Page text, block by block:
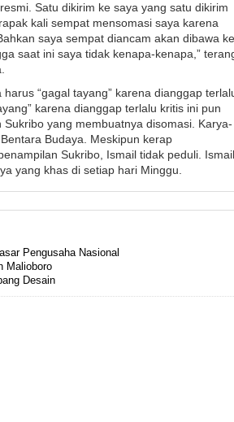
Satu dikirim ke saya yang satu dikirim
kali sempat mensomasi saya karena
saya sempat diancam akan dibawa ke
saat ini saya tidak kenapa-kenapa,”
“gagal tayang” karena dianggap
karena dianggap terlalu kritis ini pun
yang membuatnya disomasi. Karya-
Budaya. Meskipun kerap
Sukribo, Ismail tidak peduli. Ismail
yang khas di setiap hari Minggu.
Pengusaha Nasional
Malioboro
Desain